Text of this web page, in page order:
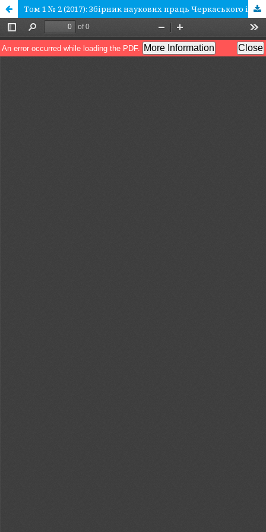
Том 1 № 2 (2017): Збірник наукових праць Черкаського інституту пожежної безпеки імені Героїв Чорнобиля Національного університету цивільного захисту України «Надзвичайні ситуації: попередження та ліквідація»